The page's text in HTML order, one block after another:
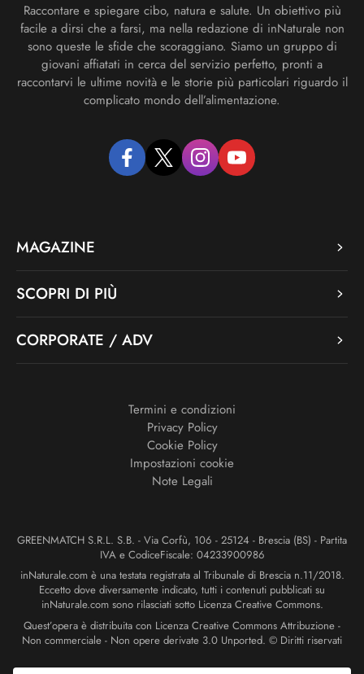
Raccontare e spiegare cibo, natura e salute. Un obiettivo più
facile a dirsi che a farsi, ma nella redazione di inNaturale non
sono queste le sfide che scoraggiano. Siamo un gruppo di
giovani affiatati in cerca del servizio perfetto, pronti a
raccontarvi le ultime novità e le storie più particolari riguardo il
complicato mondo dell’alimentazione.
facebooktwitter instagramyoutube
MAGAZINE
SCOPRI DI PIÙ
CORPORATE / ADV
Termini e condizioni
Privacy Policy
Cookie Policy
Impostazioni cookie
Note Legali
GREENMATCH S.R.L. S.B. - Via Corfù, 106 - 25124 - Brescia (BS) - Partita
IVA e CodiceFiscale: 04233900986
inNaturale.com è una testata registrata al Tribunale di Brescia n.11/2018.
Eccetto dove diversamente indicato, tutti i contenuti pubblicati su
inNaturale.com sono rilasciati sotto Licenza Creative Commons.
Quest’opera è distribuita con Licenza Creative Commons Attribuzione -
Non commerciale - Non opere derivate 3.0 Unported. © Diritti riservati